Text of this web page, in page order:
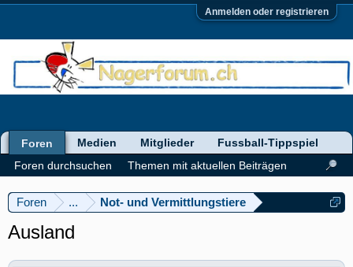
Anmelden oder registrieren
Foren ... Not- und Vermittlungstiere
Ausland
Foren
Foren durchsuchen
Themen mit aktuellen Beiträgen
Medien Mitglieder Fussball-Tippspiel